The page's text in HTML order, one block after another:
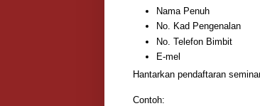
Nama Penuh
No. Kad Pengenalan
No. Telefon Bimbit
E-mel
Hantarkan pendaftaran
Contoh: